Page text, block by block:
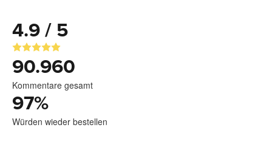
4.9 / 5
90.960
Kommentare gesamt
97%
Würden wieder bestellen